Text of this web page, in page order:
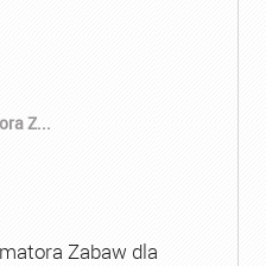
Z...
Zabaw dla